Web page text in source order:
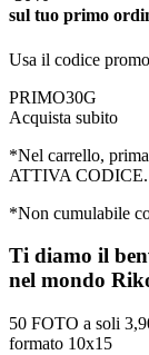
sul tuo primo
Usa il codice
PRIMO30G
Acquista subito
*Nel carrello,
ATTIVA CODICE.
*Non cumulabile
Ti diamo il
nel mondo
50 FOTO a soli
formato 10x15